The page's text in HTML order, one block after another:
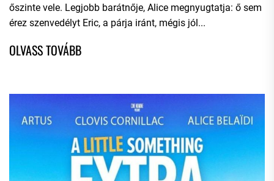
őszinte vele. Legjobb barátnője, Alice megnyugtatja: ő sem
érez szenvedélyt Eric, a párja iránt, mégis jól...